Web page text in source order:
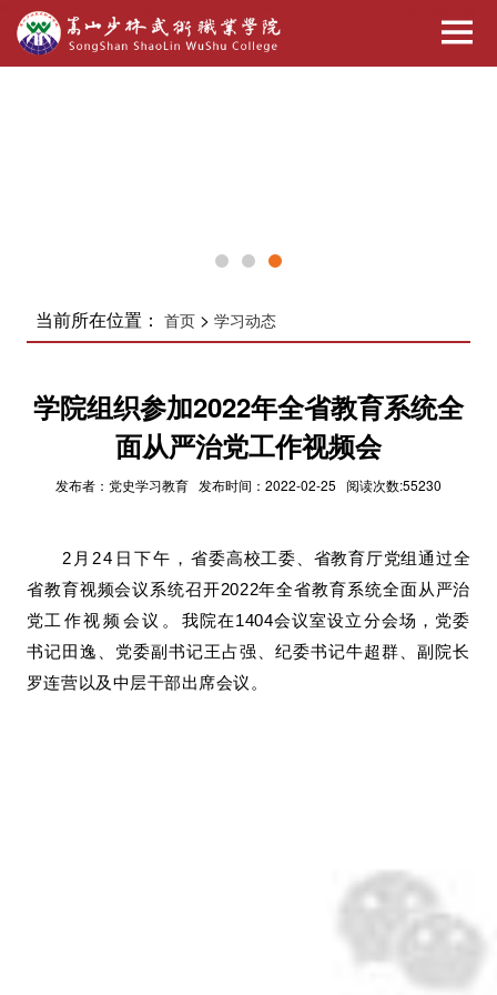
当前所在位置： 首页> 学习动态
学院组织参加2022年全省教育系统全
面从严治党工作视频会
发布者：党史学习教育 发布时间：2022-02-25 阅读次数:55230
2月24日下午，省委高校工委、省教育厅党组通过全
省教育视频会议系统召开2022年全省教育系统全面从严治
党工作视频会议。 我院在1404会议室设立分会场，党委
书记田逸、党委副书记王占强、纪委书记牛超群、副院长
罗连营以及中层干部出席会议。